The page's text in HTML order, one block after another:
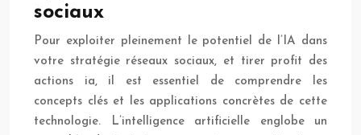
sociaux
Pour exploiter pleinement le potentiel de l’IA dans
votre stratégie réseaux sociaux, et tirer profit des
actions ia, il est essentiel de comprendre les
concepts clés et les applications concrètes de cette
technologie. L’intelligence artificielle englobe un